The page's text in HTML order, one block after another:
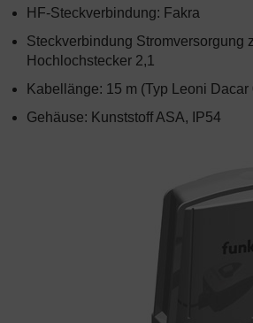
HF-Steckverbindung: Fakra
Steckverbindung Stromversorgung
Hochlochstecker 2,1
Kabellänge: 15 m (Typ Leoni Dacar
Gehäuse: Kunststoff ASA, IP54